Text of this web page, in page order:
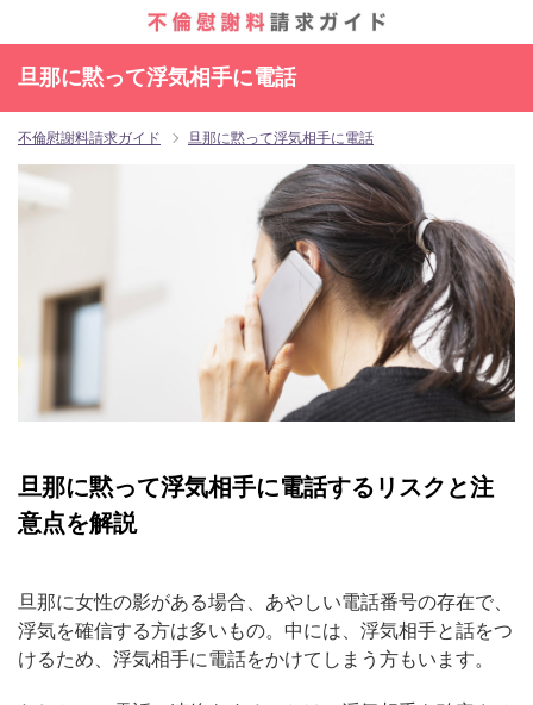
旦那に黙って浮気相手に電話
不倫慰謝料請求ガイド 旦那に黙って浮気相手に電話
旦那に黙って浮気相手に電話するリスクと注
意点を解説
旦那に女性の影がある場合、あやしい電話番号の存在で、
浮気を確信する方は多いもの。中には、浮気相手と話をつ
けるため、浮気相手に電話をかけてしまう方もいます。